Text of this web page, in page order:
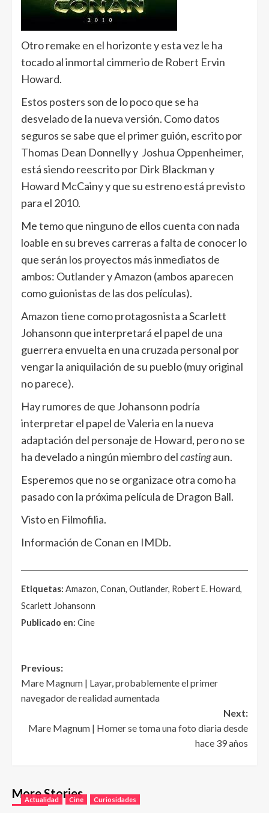
Otro remake en el horizonte y esta vez le ha
tocado al inmortal cimmerio de Robert Ervin
Howard.
Estos posters son de lo poco que se ha
desvelado de la nueva versión. Como datos
seguros se sabe que el primer guión, escrito por
Thomas Dean Donnelly y Joshua Oppenheimer,
está siendo reescrito por Dirk Blackman y
Howard McCainy y que su estreno está previsto
para el 2010.
Me temo que ninguno de ellos cuenta con nada
loable en su breves carreras a falta de conocer lo
que serán los proyectos más inmediatos de
ambos: Outlander y Amazon (ambos aparecen
como guionistas de las dos películas).
Amazon tiene como protagosnista a Scarlett
Johansonn que interpretará el papel de una
guerrera envuelta en una cruzada personal por
vengar la aniquilación de su pueblo (muy original
no parece).
Hay rumores de que Johansonn podría
interpretar el papel de Valeria en la nueva
adaptación del personaje de Howard, pero no se
ha develado a ningún miembro delcastingaun.
Esperemos que no se organizace otra como ha
pasado con la próxima película de Dragon Ball.
Visto en Filmofilia.
Información de Conan en IMDb.
Etiquetas: Amazon, Conan, Outlander, Robert E. Howard,
Scarlett Johansonn
Publicado en: Cine
Post
navigation
Previous:
Mare Magnum | Layar, probablemente el primer
navegador de realidad aumentada
Next:
Mare Magnum | Homer se toma una foto diaria desde
hace 39 años
More Stories
Actualidad Cine Curiosidades